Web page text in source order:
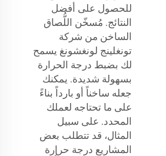
للحصول على أفضل
النتائج. مُسخّن اللُّصاق
الساخن من شركة
تونغلينج لونغشونغ يسمح
لك بضبط درجة الحرارة
بسهولة شديدة. يمكنك
جعله ساخناً أو بارداً بناءً
على ما تحتاجه لعملك
المحدد. على سبيل
المثال، قد تتطلب بعض
المشاريع درجة حرارة